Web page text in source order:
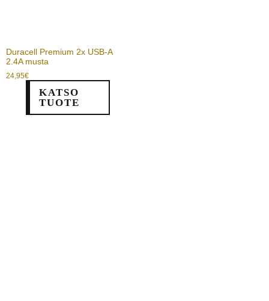
Duracell Premium 2x USB-A
2.4A musta
24,95€
KATSO
TUOTE